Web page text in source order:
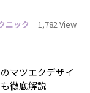
ニック 1,782 View
マツエクデザイ
徹底解説